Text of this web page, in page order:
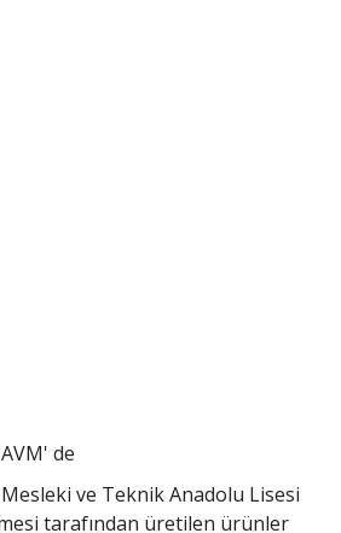
de
ve Teknik Anadolu Lisesi
tarafından üretilen ürünler